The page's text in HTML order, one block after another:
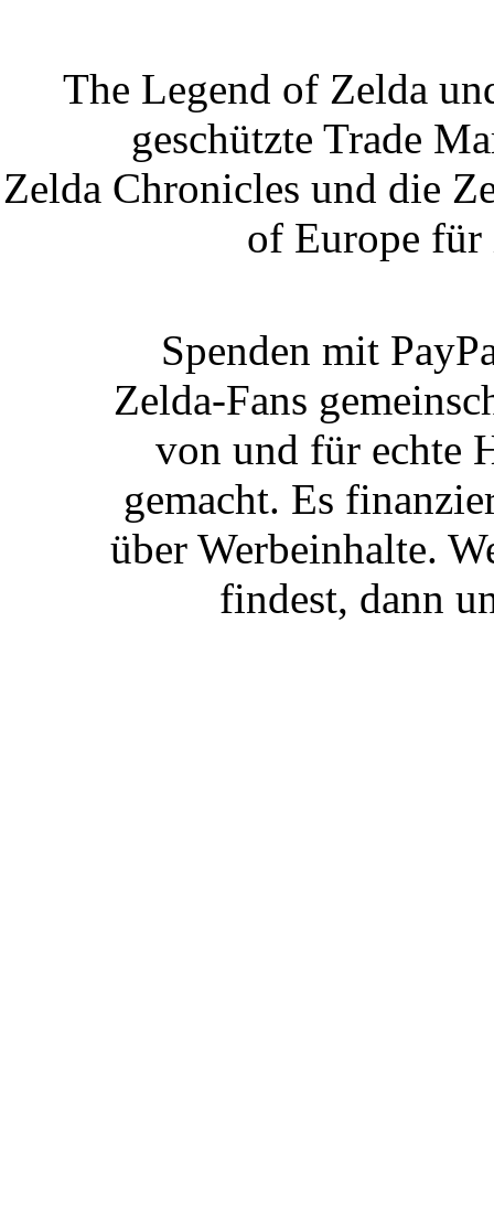
The Legend of Zelda
geschützte Trade
Zelda Chronicles und die
of Europe
Spenden mit
Zelda-Fans
von und für echte
gemacht. Es
über Werbeinhalte.
findest, dann